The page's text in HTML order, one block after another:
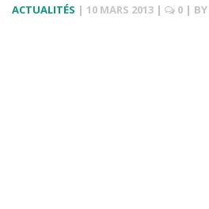
ACTUALITÉS | 10 MARS 2013 | 0 | BY